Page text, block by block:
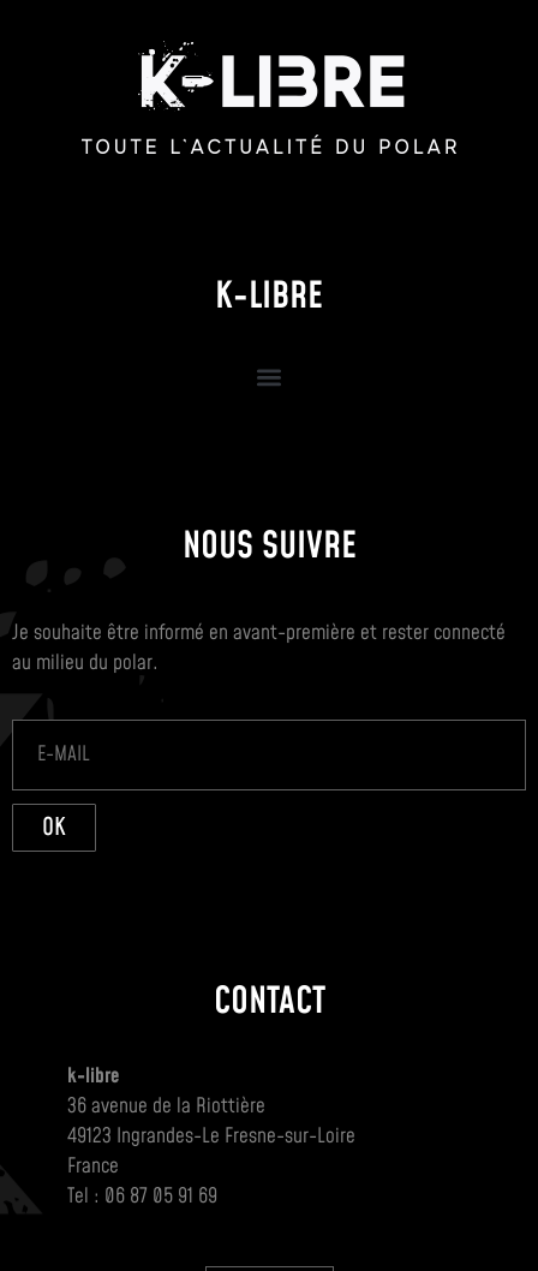
K-LIBRE
NOUS SUIVRE
Je souhaite être informé en avant-première et rester connecté
au milieu du polar.
OK
CONTACT
k-libre
36 avenue de la Riottière
49123 Ingrandes-Le Fresne-sur-Loire
France
Tel : 06 87 05 91 69